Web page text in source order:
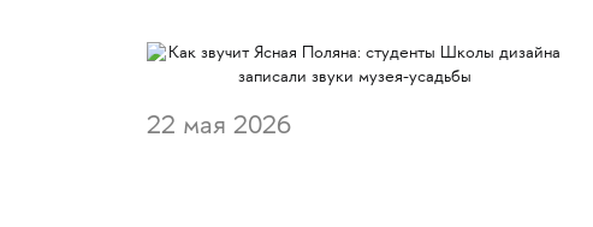
22 мая 2026